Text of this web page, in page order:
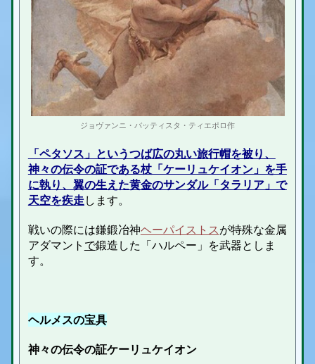
ジョヴァンニ・バッティスタ・ティエポロ作
「ペタソス」というつば広の丸い旅行帽を被り、
神々の伝令の証である杖「ケーリュケイオン」を手
に執り、翼の生えた黄金のサンダル「タラリア」で
天空を疾走します。
戦いの際には鎌鍛冶神ヘーパイストスが特殊な金属
アダマント で鍛造した「ハルペー」を武器としま
す。
ヘルメスの宝具
神々の伝令の証ケーリュケイオン